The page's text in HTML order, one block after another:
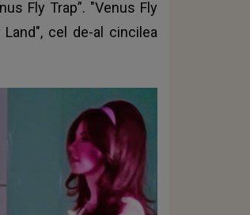
Fly Trap”. "Venus Fly
cel de-al cincilea